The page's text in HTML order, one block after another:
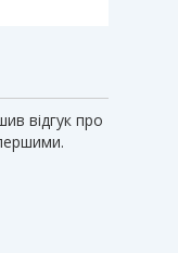
відгук про